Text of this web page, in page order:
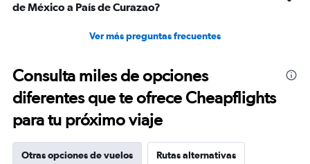
de México a País de Curazao?
Ver más preguntas frecuentes
Consulta miles de opciones
diferentes que te ofrece Cheapflights
para tu próximo viaje
Otras opciones de vuelos Rutas alternativas